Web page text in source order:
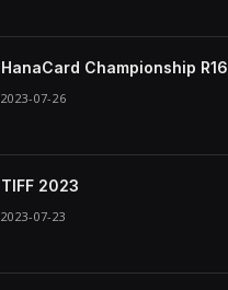
HanaCard Championship R16
2023-07-26
TIFF 2023
2023-07-23